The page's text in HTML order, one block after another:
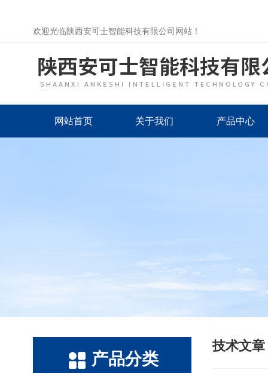
欢迎光临陕西安可士智能科技有限公司网站！
网站首页 关于我们 产品中心
产品分类
技术文章